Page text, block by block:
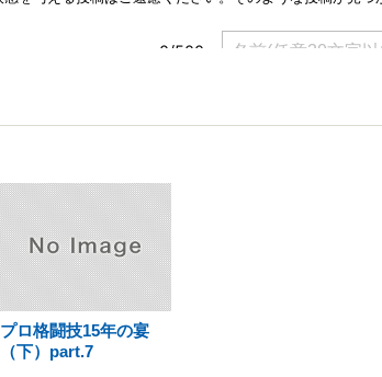
プロ格闘技15年の宴
（下）part.7